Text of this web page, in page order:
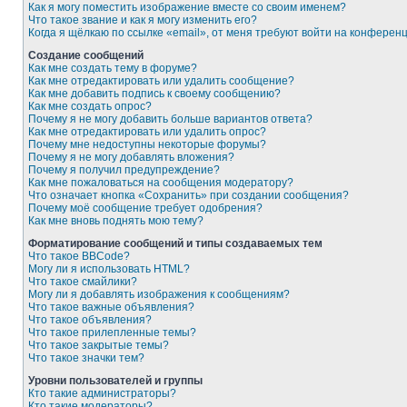
Как я могу поместить изображение вместе со своим именем?
Что такое звание и как я могу изменить его?
Когда я щёлкаю по ссылке «email», от меня требуют войти на
Создание сообщений
Как мне создать тему в форуме?
Как мне отредактировать или удалить сообщение?
Как мне добавить подпись к своему сообщению?
Как мне создать опрос?
Почему я не могу добавить больше вариантов ответа?
Как мне отредактировать или удалить опрос?
Почему мне недоступны некоторые форумы?
Почему я не могу добавлять вложения?
Почему я получил предупреждение?
Как мне пожаловаться на сообщения модератору?
Что означает кнопка «Сохранить» при создании сообщения?
Почему моё сообщение требует одобрения?
Как мне вновь поднять мою тему?
Форматирование сообщений и типы создаваемых тем
Что такое BBCode?
Могу ли я использовать HTML?
Что такое смайлики?
Могу ли я добавлять изображения к сообщениям?
Что такое важные объявления?
Что такое объявления?
Что такое прилепленные темы?
Что такое закрытые темы?
Что такое значки тем?
Уровни пользователей и группы
Кто такие администраторы?